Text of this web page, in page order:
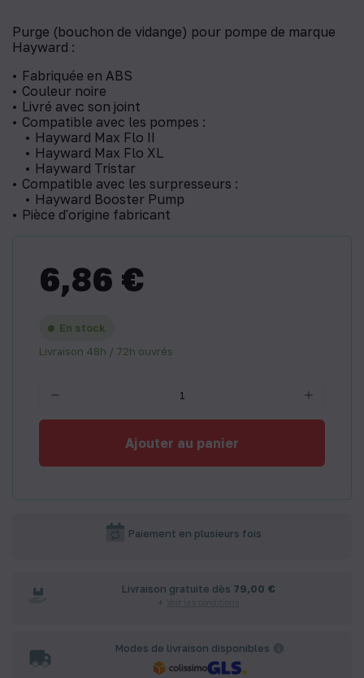
Purge (bouchon de vidange) pour pompe de marque
Hayward :
Fabriquée en ABS
Couleur noire
Livré avec son joint
Compatible avec les pompes :
Hayward Max Flo II
Hayward Max Flo XL
Hayward Tristar
Compatible avec les surpresseurs :
Hayward Booster Pump
Pièce d'origine fabricant
6,86 €
En stock
Livraison 48h / 72h ouvrés
Ajouter au panier
Paiement en plusieurs fois
Livraison gratuite dès 79,00 €
Modes de livraison disponibles